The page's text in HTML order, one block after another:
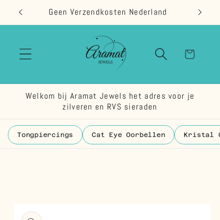
naar de
content
Geen Verzendkosten Nederland
Welkom bij Aramat Jewels het adres voor je
zilveren en RVS sieraden
Tongpiercings Cat Eye Oorbellen Kristal
direct naar